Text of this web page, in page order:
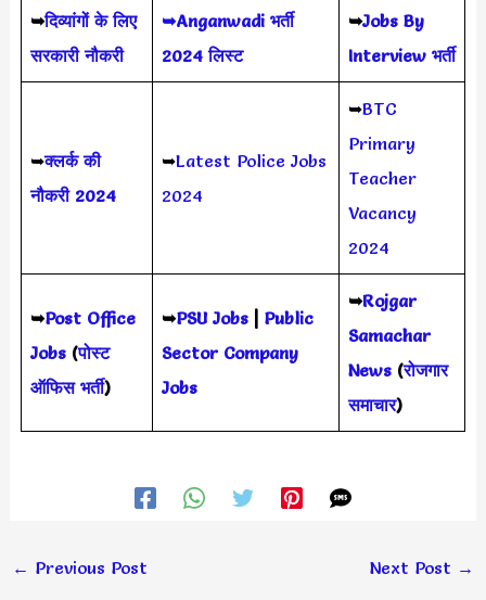
➥दिव्यांगों के लिए
सरकारी नौकरी
➥Anganwadi भर्ती
2024 लिस्ट
➥Jobs By
Interview भर्ती
➥क्लर्क की
नौकरी 2024
➥Latest Police Jobs
2024
➥BTC
Primary
Teacher
Vacancy
2024
➥Post Office
Jobs(पोस्ट
ऑफिस भर्ती)
➥PSU Jobs| Public
Sector Company
Jobs
➥Rojgar
Samachar
News(रोजगार
समाचार)
← Previous Post Next Post →